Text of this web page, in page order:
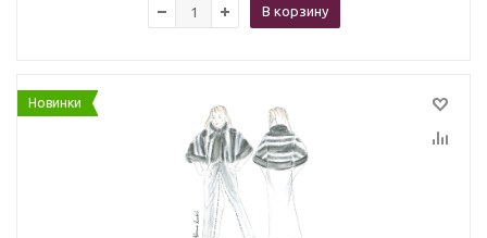
В корзину
Новинки